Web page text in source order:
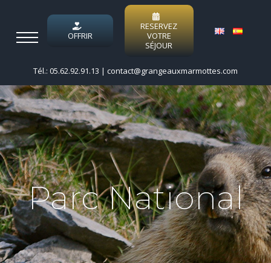
contenu
Tél.: 05.62.92.91.13 | contact@grangeauxmarmottes.com
OFFRIR
RESERVEZ
VOTRE
SÉJOUR
Parc National